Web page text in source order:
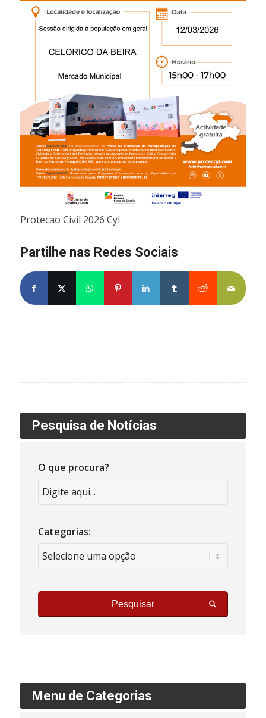
Protecao Civil 2026 Cyl
Partilhe nas Redes Sociais
Partilhe no Facebook
Partilhe no X
Share on WhatsApp
Partilhe no Pinterest
Partilhe no LinkedIn
Partilhe no Tumblr
Partilhe no
Pesquisa de Notícias
O que procura?
Categorias:
Pesquisar
Menu de Categorias